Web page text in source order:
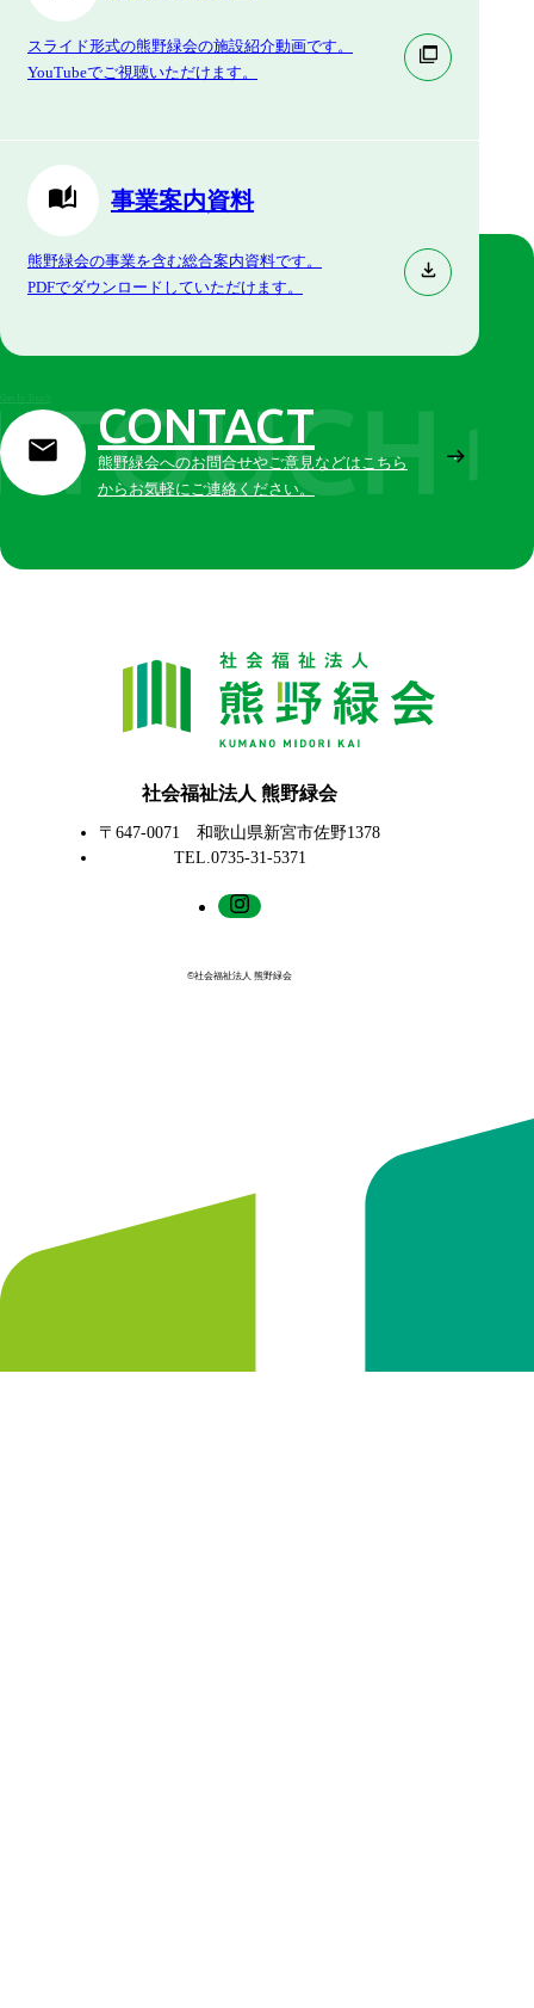
スライド形式の熊野緑会の施設紹介動画です。
YouTubeでご視聴いただけます。
事業案内資料
熊野緑会の事業を含む総合案内資料です。
PDFでダウンロードしていただけます。
CONTACT
熊野緑会へのお問合せやご意見などはこちら
からお気軽にご連絡ください。
社会福祉法人 熊野緑会
〒647-0071 和歌山県新宮市佐野1378
TEL.0735-31-5371
©社会福祉法人 熊野緑会